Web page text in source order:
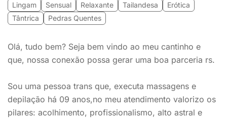
Lingam Sensual Relaxante Tailandesa
Erótica
Tântrica
Pedras Quentes
Olá, tudo bem? Seja bem vindo ao meu cantinho e
que, nossa conexão possa gerar uma boa parceria rs.
Sou uma pessoa trans que, executa massagens e
depilação há 09 anos,no meu atendimento valorizo os
pilares: acolhimento, profissionalismo, alto astral e